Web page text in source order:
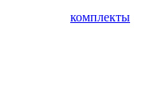
комплекты